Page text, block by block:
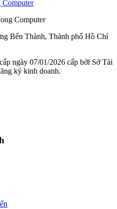
Computer
Bến Thành, Thành phố Hồ Chí
ngày 07/01/2026 cấp bởi Sở Tài
ký kinh doanh.